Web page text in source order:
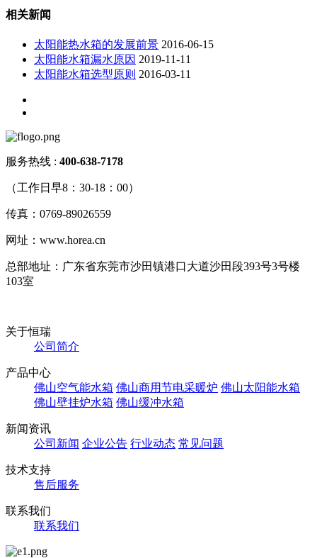
相关新闻
太阳能热水箱的发展前景 2016-06-15
太阳能水箱漏水原因 2019-11-11
太阳能水箱选型原则 2016-03-11
服务热线 : 400-638-7178
（工作日早8：30-18：00）
传真：0769-89026559
网址：www.horea.cn
总部地址：广东省东莞市沙田镇港口大道沙田段393号3号楼
103室
关于恒瑞
公司简介
产品中心
佛山空气能水箱 佛山商用节电采暖炉 佛山太阳能水箱
佛山壁挂炉水箱 佛山缓冲水箱
新闻资讯
公司新闻 企业公告 行业动态 常见问题
技术支持
售后服务
联系我们
联系我们